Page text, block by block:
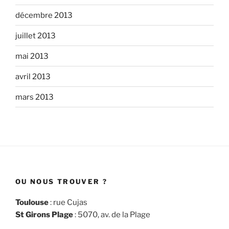
décembre 2013
juillet 2013
mai 2013
avril 2013
mars 2013
OU NOUS TROUVER ?
Toulouse: rue Cujas
St Girons Plage: 5070, av. de la Plage